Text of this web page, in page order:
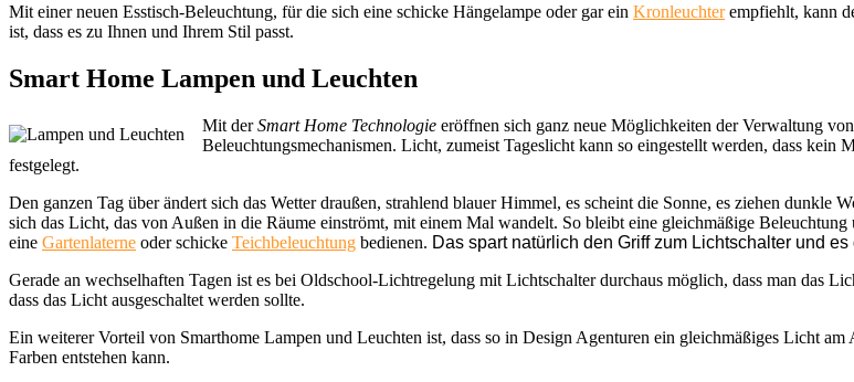
Mit einer neuen Esstisch-Beleuchtung, für die sich eine schicke Hängelampe oder gar ein Kronleuchterempfiehlt, kann
ist, dass es zu Ihnen und Ihrem Stil passt.
Smart Home Lampen und Leuchten
Mit derSmart Home Technologie eröffnen sich ganz neue Möglichkeiten der Verwaltung
Beleuchtungsmechanismen. Licht, zumeist Tageslicht kann so eingestellt werden, dass
festgelegt.
Den ganzen Tag über ändert sich das Wetter draußen, strahlend blauer Himmel, es scheint die Sonne, es ziehen dunkle
sich das Licht, das von Außen in die Räume einströmt, mit einem Mal wandelt. So bleibt eine gleichmäßige
eine Gartenlaterne oder schicke Teichbeleuchtung bedienen. Das spart natürlich den Griff zum Lichtschalter und
Gerade an wechselhaften Tagen ist es bei Oldschool-Lichtregelung mit Lichtschalter durchaus möglich, dass man das
dass das Licht ausgeschaltet werden sollte.
Ein weiterer Vorteil von Smarthome Lampen und Leuchten ist, dass so in Design Agenturen ein gleichmäßiges Licht
Farben entstehen kann.